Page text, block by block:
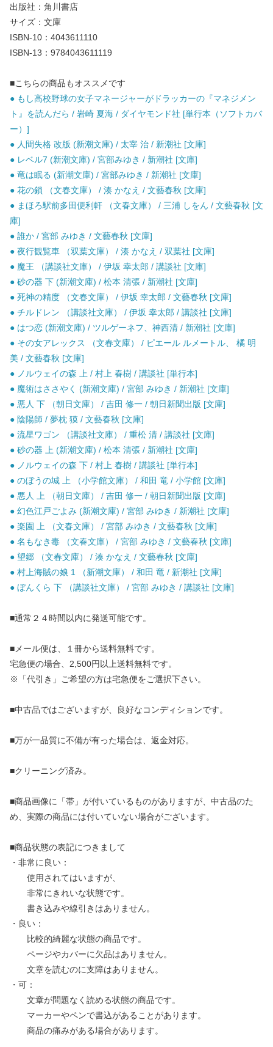
出版社：角川書店
サイズ：文庫
ISBN-10：4043611110
ISBN-13：9784043611119
■こちらの商品もオススメです
● もし高校野球の女子マネージャーがドラッカーの『マネジメン
ト』を読んだら / 岩崎 夏海 / ダイヤモンド社 [単行本（ソフトカバ
ー）]
● 人間失格 改版 (新潮文庫) / 太宰 治 / 新潮社 [文庫]
● レベル7 (新潮文庫) / 宮部みゆき / 新潮社 [文庫]
● 竜は眠る (新潮文庫) / 宮部みゆき / 新潮社 [文庫]
● 花の鎖 （文春文庫） / 湊 かなえ / 文藝春秋 [文庫]
● まほろ駅前多田便利軒 （文春文庫） / 三浦 しをん / 文藝春秋 [文
庫]
● 誰か / 宮部 みゆき / 文藝春秋 [文庫]
● 夜行観覧車 （双葉文庫） / 湊 かなえ / 双葉社 [文庫]
● 魔王 （講談社文庫） / 伊坂 幸太郎 / 講談社 [文庫]
● 砂の器 下 (新潮文庫) / 松本 清張 / 新潮社 [文庫]
● 死神の精度 （文春文庫） / 伊坂 幸太郎 / 文藝春秋 [文庫]
● チルドレン （講談社文庫） / 伊坂 幸太郎 / 講談社 [文庫]
● はつ恋 (新潮文庫) / ツルゲーネフ、神西清 / 新潮社 [文庫]
● その女アレックス （文春文庫） / ピエール ルメートル、 橘 明
美 / 文藝春秋 [文庫]
● ノルウェイの森 上 / 村上 春樹 / 講談社 [単行本]
● 魔術はささやく (新潮文庫) / 宮部 みゆき / 新潮社 [文庫]
● 悪人 下 （朝日文庫） / 吉田 修一 / 朝日新聞出版 [文庫]
● 陰陽師 / 夢枕 獏 / 文藝春秋 [文庫]
● 流星ワゴン （講談社文庫） / 重松 清 / 講談社 [文庫]
● 砂の器 上 (新潮文庫) / 松本 清張 / 新潮社 [文庫]
● ノルウェイの森 下 / 村上 春樹 / 講談社 [単行本]
● のぼうの城 上 （小学館文庫） / 和田 竜 / 小学館 [文庫]
● 悪人 上 （朝日文庫） / 吉田 修一 / 朝日新聞出版 [文庫]
● 幻色江戸ごよみ (新潮文庫) / 宮部 みゆき / 新潮社 [文庫]
● 楽園 上 （文春文庫） / 宮部 みゆき / 文藝春秋 [文庫]
● 名もなき毒 （文春文庫） / 宮部 みゆき / 文藝春秋 [文庫]
● 望郷 （文春文庫） / 湊 かなえ / 文藝春秋 [文庫]
● 村上海賊の娘 1 （新潮文庫） / 和田 竜 / 新潮社 [文庫]
● ぼんくら 下 （講談社文庫） / 宮部 みゆき / 講談社 [文庫]
■通常２４時間以内に発送可能です。
■メール便は、１冊から送料無料です。
宅急便の場合、2,500円以上送料無料です。
※「代引き」ご希望の方は宅急便をご選択下さい。
■中古品ではございますが、良好なコンディションです。
■万が一品質に不備が有った場合は、返金対応。
■クリーニング済み。
■商品画像に「帯」が付いているものがありますが、中古品のた
め、実際の商品には付いていない場合がございます。
■商品状態の表記につきまして
・非常に良い：
使用されてはいますが、
非常にきれいな状態です。
書き込みや線引きはありません。
・良い：
比較的綺麗な状態の商品です。
ページやカバーに欠品はありません。
文章を読むのに支障はありません。
・可：
文章が問題なく読める状態の商品です。
マーカーやペンで書込があることがあります。
商品の痛みがある場合があります。